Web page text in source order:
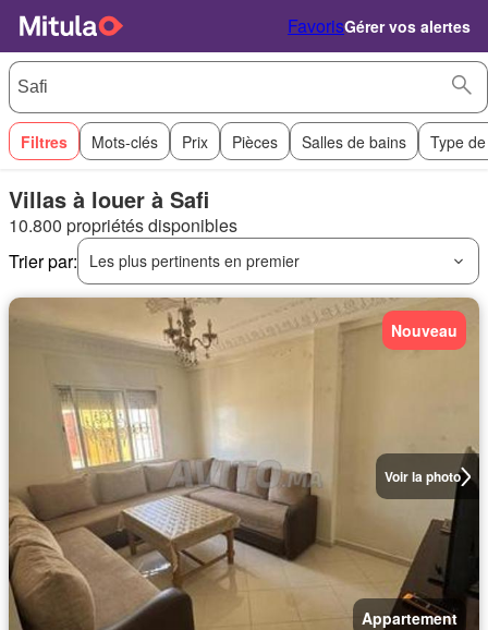
FavorisGérer vos alertes
Filtres Mots-clés Prix Pièces Salles de bains Type
Villas à louer à Safi
10.800 propriétés disponibles
Trier par:
Les plus pertinents en premier
Voir la photo
Nouveau
Appartement